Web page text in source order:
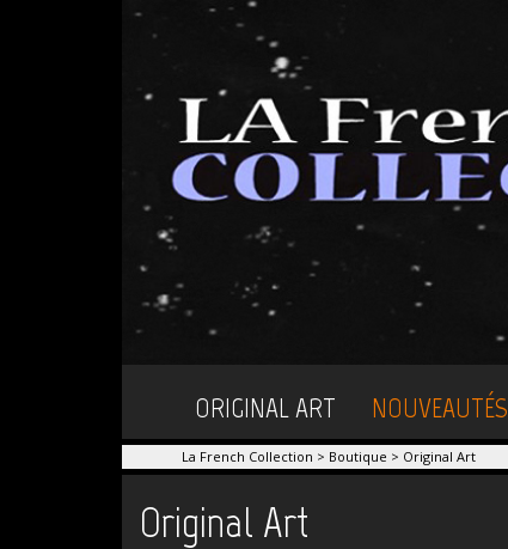
ORIGINAL ART NOUVEAUTÉS
La French Collection > Boutique > Original Art
Original Art